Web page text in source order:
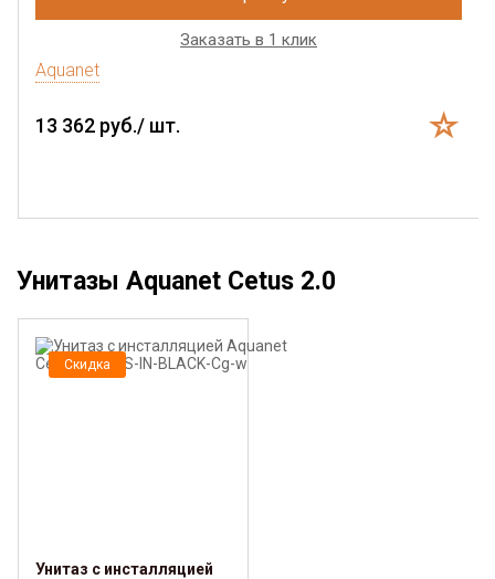
Заказать в 1 клик
Aquanet
13 362 руб./ шт.
Унитазы Aquanet Cetus 2.0
Скидка
Унитаз с инсталляцией